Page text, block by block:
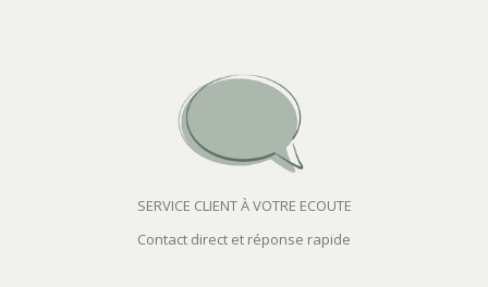
SERVICE CLIENT À VOTRE ECOUTE
Contact direct et réponse rapide